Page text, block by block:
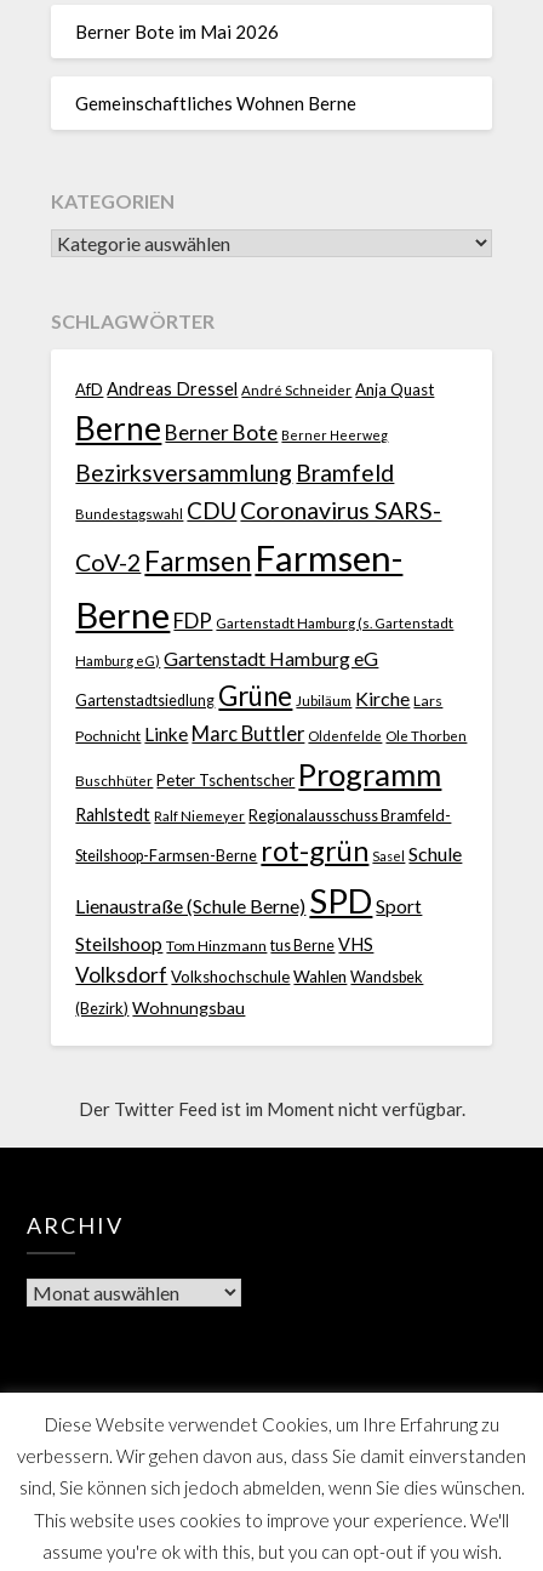
Berner Bote im Mai 2026
Gemeinschaftliches Wohnen Berne
KATEGORIEN
SCHLAGWÖRTER
AfD Andreas Dressel André Schneider Anja Quast
Berne Berner Bote Berner Heerweg
Bezirksversammlung Bramfeld
Bundestagswahl CDU Coronavirus SARS-
CoV-2 Farmsen Farmsen-
Berne FDP Gartenstadt Hamburg (s. Gartenstadt
Hamburg eG) Gartenstadt Hamburg eG
Gartenstadtsiedlung Grüne Jubiläum Kirche Lars
Pochnicht Linke Marc Buttler Oldenfelde Ole Thorben
Buschhüter Peter Tschentscher Programm
Rahlstedt Ralf Niemeyer Regionalausschuss Bramfeld-
Steilshoop-Farmsen-Berne rot-grün Sasel Schule
Lienaustraße (Schule Berne) SPD Sport
Steilshoop Tom Hinzmann tus Berne VHS
Volksdorf Volkshochschule Wahlen Wandsbek
(Bezirk) Wohnungsbau
Der Twitter Feed ist im Moment nicht verfügbar.
ARCHIV
Diese Website verwendet Cookies, um Ihre Erfahrung zu
verbessern. Wir gehen davon aus, dass Sie damit einverstanden
sind, Sie können sich jedoch abmelden, wenn Sie dies wünschen.
This website uses cookies to improve your experience. We'll
assume you're ok with this, but you can opt-out if you wish.